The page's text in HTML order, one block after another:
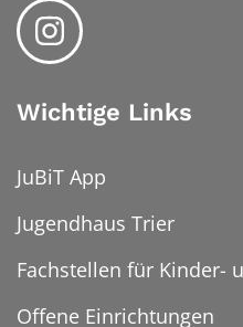
Wichtige Links
JuBiT App
Jugendhaus Trier
Fachstellen für Kinder-
Offene Einrichtungen